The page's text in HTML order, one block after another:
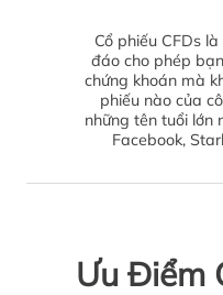
Cổ phiếu CFDs
đáo cho phép
chứng khoán mà
phiếu nào của
những tên tuổi lớn
Facebook,
Ưu Điểm